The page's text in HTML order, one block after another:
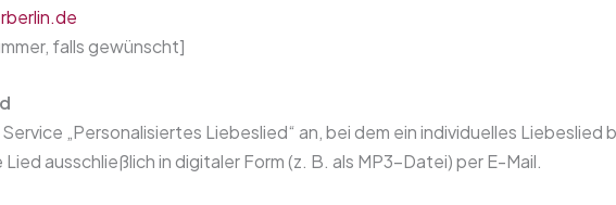
falls gewünscht]
„Personalisiertes Liebeslied“ an, bei dem ein individuelles
ausschließlich in digitaler Form (z. B. als MP3-Datei) per E-Mail.